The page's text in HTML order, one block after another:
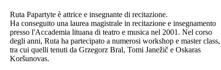
Ruta Papartyte è attrice e insegnante di recitazione.
Ha conseguito una laurea magistrale in recitazione e insegnamento
presso l'Accademia lituana di teatro e musica nel 2001. Nel corso
degli anni, Ruta ha partecipato a numerosi workshop e master class,
tra cui quelli tenuti da Grzegorz Bral, Tomi Janežič e Oskaras
Koršunovas.